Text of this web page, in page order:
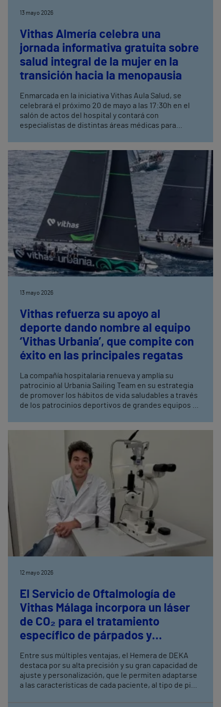
13 mayo 2026
Vithas Almería celebra una
jornada informativa gratuita sobre
salud integral de la mujer en la
transición hacia la menopausia
Enmarcada en la iniciativa Vithas Aula Salud, se
celebrará el próximo 20 de mayo a las 17:30h en el
salón de actos del hospital y contará con
especialistas de distintas áreas médicas para
menopausia
13 mayo 2026
Vithas refuerza su apoyo al
deporte dando nombre al equipo
‘Vithas Urbania’, que compite con
éxito en las principales regatas
La compañía hospitalaria renueva y amplía su
patrocinio al Urbania Sailing Team en su estrategia
de promover los hábitos de vida saludables a través
de los patrocinios deportivos de grandes equipos y
más en el Circuito Mediterráneo de Vela, que reúne
tres de las pruebas más prestigiosas del calendario:
el Trofeo Conde de Godó de Barcelona, el Trofeo de
S.M. la Reina de Valencia, y el Trofeo S.M. el Rey de
compite estos días en el Campeonato del Mundo
ORC de Sorrento (Italia), y participará en el Málaga
Saling Cup del 12 al 14 de junio, entre otras
destacadas regatas
12 mayo 2026
El Servicio de Oftalmología de
Vithas Málaga incorpora un láser
de CO₂ para el tratamiento
específico de párpados y
Entre sus múltiples ventajas, el Hemera de DEKA
destaca por su alta precisión y su gran capacidad de
ajuste y personalización, que le permiten adaptarse
a las características de cada paciente, al tipo de piel